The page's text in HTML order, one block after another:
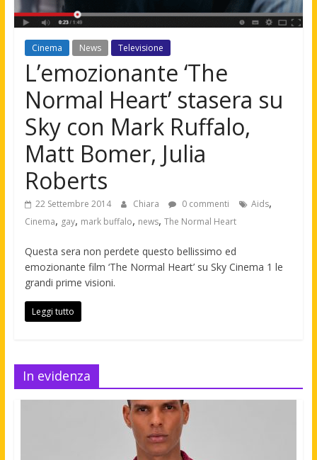
Cinema News Televisione
L’emozionante ‘The
Normal Heart’ stasera su
Sky con Mark Ruffalo,
Matt Bomer, Julia
Roberts
22 Settembre 2014 Chiara 0 commenti Aids,
Cinema, gay, mark buffalo, news, The Normal Heart
Questa sera non perdete questo bellissimo ed
emozionante film ‘The Normal Heart’ su Sky Cinema 1 le
grandi prime visioni.
Leggi tutto
In evidenza